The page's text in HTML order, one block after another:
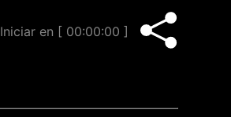
Iniciar en [ 00:00:00 ]